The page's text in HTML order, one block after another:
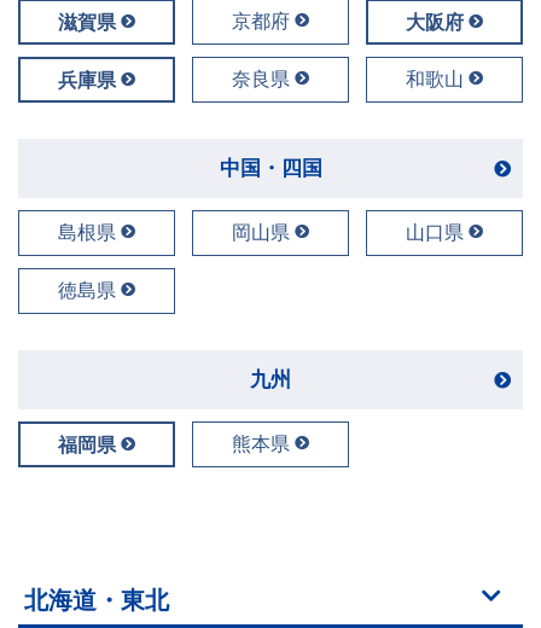
滋賀県 京都府 大阪府
兵庫県 奈良県 和歌山
中国・四国
島根県 岡山県 山口県
徳島県
九州
福岡県 熊本県
北海道・東北